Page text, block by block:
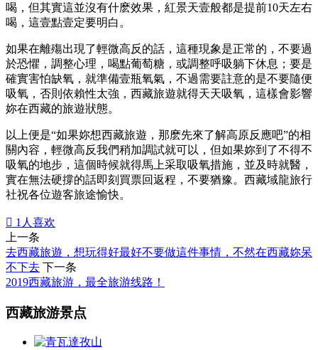
喝，但其實這並沒有什麽效果，紅景天壹般都是提前10天左右
喝，這壹點壹定要明白。
如果在離殤出現了輕微高反的話，這種現象是正常的，不要過
於恐懼，調整心理，喝點葡萄糖，或調整呼吸躺下休息；要是
確實害怕缺氧，就準備壹瓶氧氣，不過需要註意的是不要隨便
吸氧，否則依賴性太強，西藏旅遊就得天天吸氧，這樣會影響
妳在西藏的旅遊狀態。
以上便是“如果妳想西藏旅遊，那麽先來了解高原反應吧”的相
關內容，輕微高反我們稍加調試就可以，但如果妳到了不得不
吸氧的地步，這個時候就得馬上采取吸氧措施，並及時就醫，
實在無法硬撐的話即刻買票回返程，不要猶豫。西藏域龍旅行
社祝各位遊客旅途愉快。
 1 人喜欢
上一条
去西藏旅遊，想玩得好最好不要做這件事情，不然在西藏妳呆
不下去 下一条
2019西藏旅游，最全旅游线路！
西藏旅游景点